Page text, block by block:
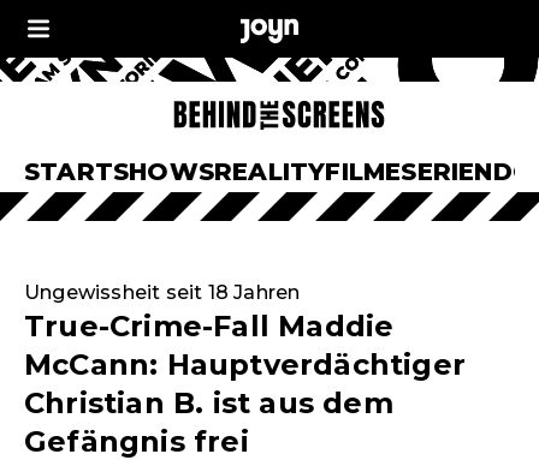
STARTSHOWSREALITYFILMESERIEN
Ungewissheit seit 18 Jahren
True-Crime-Fall Maddie
McCann: Hauptverdächtiger
Christian B. ist aus dem
Gefängnis frei